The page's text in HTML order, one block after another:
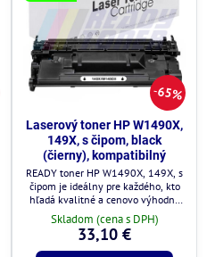
65%
Laserový toner HP W1490X,
149X, s čipom, black
(čierny), kompatibilný
READY toner HP W1490X, 149X, s
čipom je ideálny pre každého, kto
hľadá kvalitné a cenovo výhodné
riešenie.
Skladom (cena s DPH)
33,10 €